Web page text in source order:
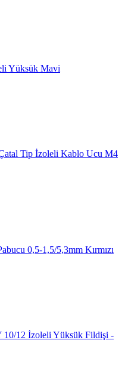
Yüksük Mavi
Tip İzoleli Kablo Ucu M4
0,5-1,5/5,3mm Kırmızı
10/12 İzoleli Yüksük Fildişi -